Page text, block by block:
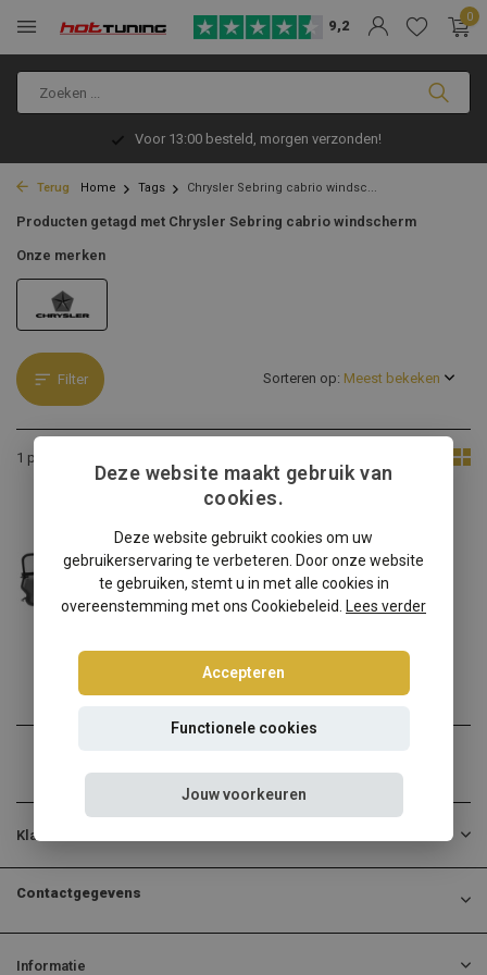
9,2
0
Voor 13:00 besteld, morgen verzonden!
Terug Home Tags Chrysler Sebring cabrio windsc...
Producten getagd met Chrysler Sebring cabrio windscherm
Onze merken
Filter
1 product
Sorteren op:
Chrysler Sebring - Stratus windscherm
✔️ Gratis verzending ...
€139,00
Klantenservice
Contactgegevens
Informatie
Deze website maakt gebruik van
cookies.
Deze website gebruikt cookies om uw
gebruikerservaring te verbeteren. Door onze website
te gebruiken, stemt u in met alle cookies in
overeenstemming met ons Cookiebeleid.
Lees verder
Accepteren
Functionele cookies
Jouw voorkeuren